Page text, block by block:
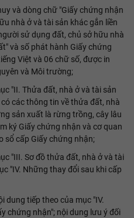
và dòng chữ "Giấy chứng nhận
nhà ở và tài sản khác gắn liền
sử dụng đất, chủ sở hữu nhà
và số phát hành Giấy chứng
Việt và 06 chữ số, được in
và Môi trường;
"II. Thửa đất, nhà ở và tài sản
các thông tin về thửa đất, nhà
sản xuất là rừng trồng, cây lâu
ký Giấy chứng nhận và cơ quan
sổ cấp Giấy chứng nhận;
"III. Sơ đồ thửa đất, nhà ở và tài
"IV. Những thay đổi sau khi cấp
dung tiếp theo của mục "IV.
chứng nhận"; nội dung lưu ý đối